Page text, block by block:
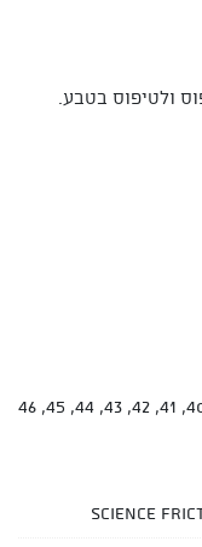
ולטיפוס בטבע.
Science